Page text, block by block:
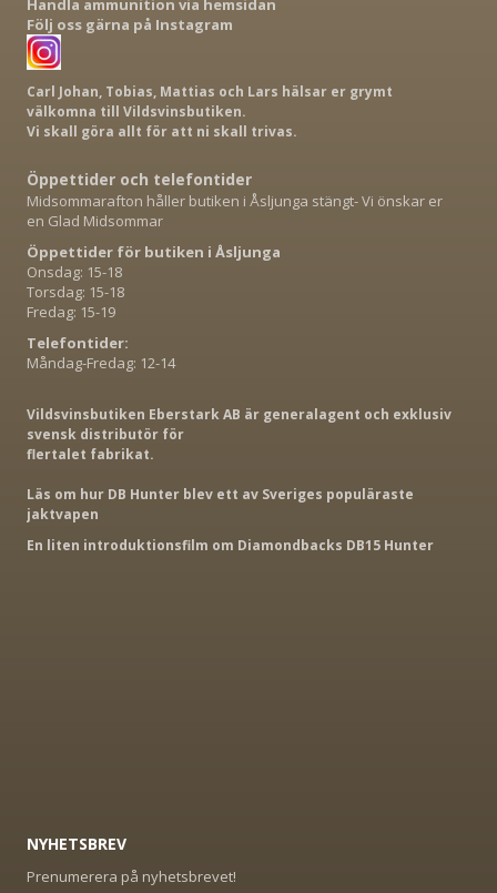
Handla ammunition via hemsidan
Följ oss gärna på Instagram
Carl Johan, Tobias, Mattias och Lars hälsar er grymt
välkomna till Vildsvinsbutiken.
Vi skall göra allt för att ni skall trivas.
Öppettider och telefontider
Midsommarafton håller butiken i Åsljunga stängt- Vi önskar er
en Glad Midsommar
Öppettider för butiken i Åsljunga
Onsdag: 15-18
Torsdag: 15-18
Fredag: 15-19
Telefontider:
Måndag-Fredag: 12-14
Vildsvinsbutiken Eberstark AB är generalagent och exklusiv
svensk distributör för
flertalet fabrikat.
Läs om hur DB Hunter blev ett av Sveriges populäraste
jaktvapen
En liten introduktionsfilm om Diamondbacks DB15 Hunter
NYHETSBREV
Prenumerera på nyhetsbrevet!